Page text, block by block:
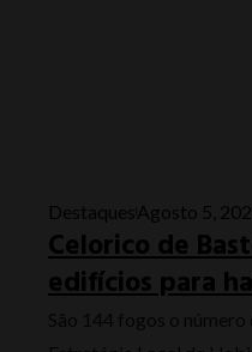
Destaques Agosto 5,
Celorico de
edifícios para